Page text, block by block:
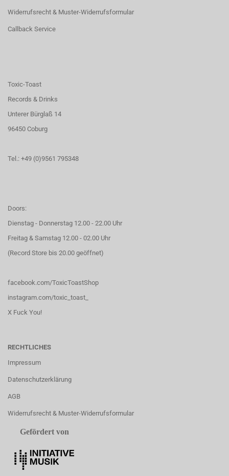
Widerrufsrecht & Muster-Widerrufsformular
Callback Service
Toxic-Toast
Records & Drinks
Unterer Bürglaß 14
96450 Coburg
Tel.: +49 (0)9561 795348
Doors:
Dienstag - Donnerstag 12.00 - 22.00 Uhr
Freitag & Samstag 12.00 - 02.00 Uhr
(Record Store bis 20.00 geöffnet)
facebook.com/ToxicToastShop
instagram.com/toxic_toast_
X Fuck You!
RECHTLICHES
Impressum
Datenschutzerklärung
AGB
Widerrufsrecht & Muster-Widerrufsformular
Gefördert von